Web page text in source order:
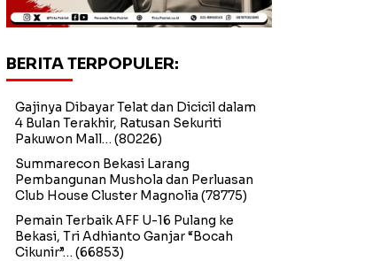
BERITA TERPOPULER:
Gajinya Dibayar Telat dan Dicicil dalam
4 Bulan Terakhir, Ratusan Sekuriti
Pakuwon Mall… (80226)
Summarecon Bekasi Larang
Pembangunan Mushola dan Perluasan
Club House Cluster Magnolia (78775)
Pemain Terbaik AFF U-16 Pulang ke
Bekasi, Tri Adhianto Ganjar “Bocah
Cikunir”… (66853)